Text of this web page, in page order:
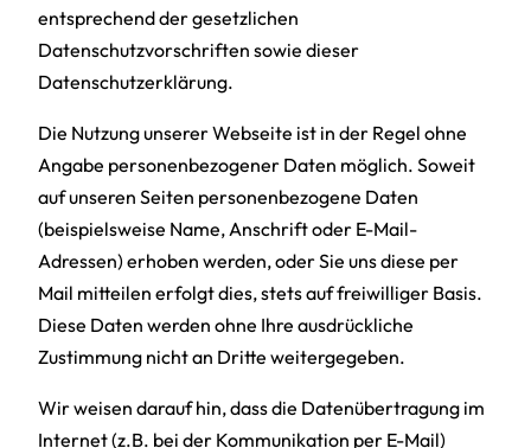
entsprechend der gesetzlichen
Datenschutzvorschriften sowie dieser
Datenschutzerklärung.
Die Nutzung unserer Webseite ist in der Regel ohne
Angabe personenbezogener Daten möglich. Soweit
auf unseren Seiten personenbezogene Daten
(beispielsweise Name, Anschrift oder E-Mail-
Adressen) erhoben werden, oder Sie uns diese per
Mail mitteilen erfolgt dies, stets auf freiwilliger Basis.
Diese Daten werden ohne Ihre ausdrückliche
Zustimmung nicht an Dritte weitergegeben.
Wir weisen darauf hin, dass die Datenübertragung im
Internet (z.B. bei der Kommunikation per E-Mail)